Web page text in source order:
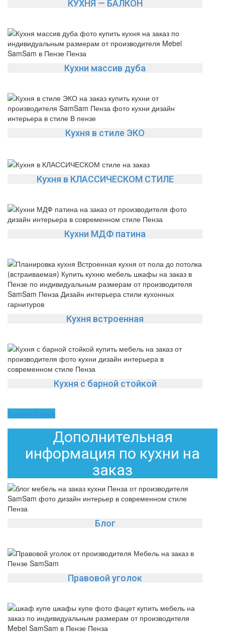
КУХНЯ — БАЛКОН
Кухни массив дуба
Кухня в стиле ЭКО
Кухня в КЛАССИЧЕСКОМ СТИЛЕ
Кухни МДФ патина
Кухня встроенная
Кухня с барной стойкой
Загрузить еще
Дополнительная
информация по кухни на
заказ
Блог
Правовой уголок